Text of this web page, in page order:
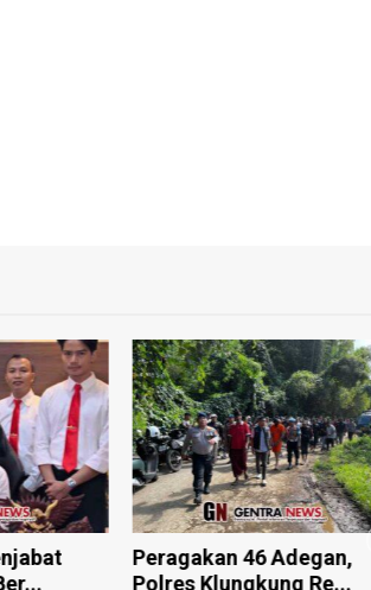
Peragakan 46 Adegan,
Polres Klungkung Re...